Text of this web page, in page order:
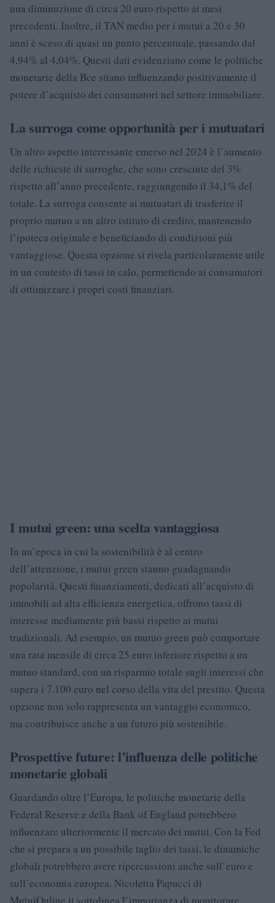
una diminuzione di circa 20 euro rispetto ai mesi
precedenti. Inoltre, il TAN medio per i mutui a 20 e 30
anni è sceso di quasi un punto percentuale, passando dal
4,94% al 4,04%. Questi dati evidenziano come le politiche
monetarie della Bce stiano influenzando positivamente il
potere d’acquisto dei consumatori nel settore immobiliare.
La surroga come opportunità per i mutuatari
Un altro aspetto interessante emerso nel 2024 è l’aumento
delle richieste di surroghe, che sono cresciute del 3%
rispetto all’anno precedente, raggiungendo il 34,1% del
totale. La surroga consente ai mutuatari di trasferire il
proprio mutuo a un altro istituto di credito, mantenendo
l’ipoteca originale e beneficiando di condizioni più
vantaggiose. Questa opzione si rivela particolarmente utile
in un contesto di tassi in calo, permettendo ai consumatori
di ottimizzare i propri costi finanziari.
I mutui green: una scelta vantaggiosa
In un’epoca in cui la sostenibilità è al centro
dell’attenzione, i mutui green stanno guadagnando
popolarità. Questi finanziamenti, dedicati all’acquisto di
immobili ad alta efficienza energetica, offrono tassi di
interesse mediamente più bassi rispetto ai mutui
tradizionali. Ad esempio, un mutuo green può comportare
una rata mensile di circa 25 euro inferiore rispetto a un
mutuo standard, con un risparmio totale sugli interessi che
supera i 7.100 euro nel corso della vita del prestito. Questa
opzione non solo rappresenta un vantaggio economico,
ma contribuisce anche a un futuro più sostenibile.
Prospettive future: l’influenza delle politiche
monetarie globali
Guardando oltre l’Europa, le politiche monetarie della
Federal Reserve e della Bank of England potrebbero
influenzare ulteriormente il mercato dei mutui. Con la Fed
che si prepara a un possibile taglio dei tassi, le dinamiche
globali potrebbero avere ripercussioni anche sull’euro e
sull’economia europea. Nicoletta Papucci di
MutuiOnline.it sottolinea l’importanza di monitorare